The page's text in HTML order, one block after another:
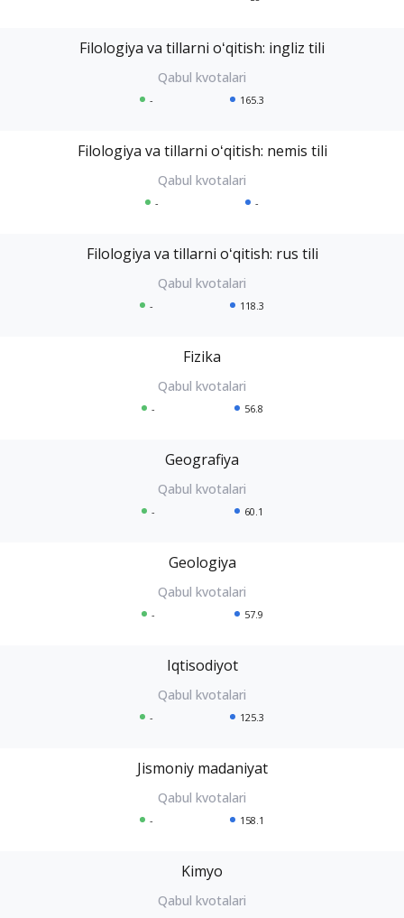
Filologiya va tillarni oʻqitish: ingliz tili
- 165.3
Filologiya va tillarni oʻqitish: nemis tili
- -
Filologiya va tillarni oʻqitish: rus tili
- 118.3
Fizika
- 56.8
Geografiya
- 60.1
Geologiya
- 57.9
Iqtisodiyot
- 125.3
Jismoniy madaniyat
- 158.1
Kimyo